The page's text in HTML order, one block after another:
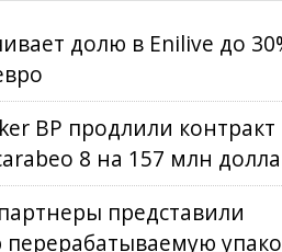
долю в Enilive до
BP продлили контракт
8 на 157 млн
представили